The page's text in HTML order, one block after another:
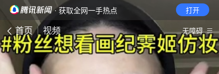
· 获取全网一手热点 打开
首页 视频 无障碍